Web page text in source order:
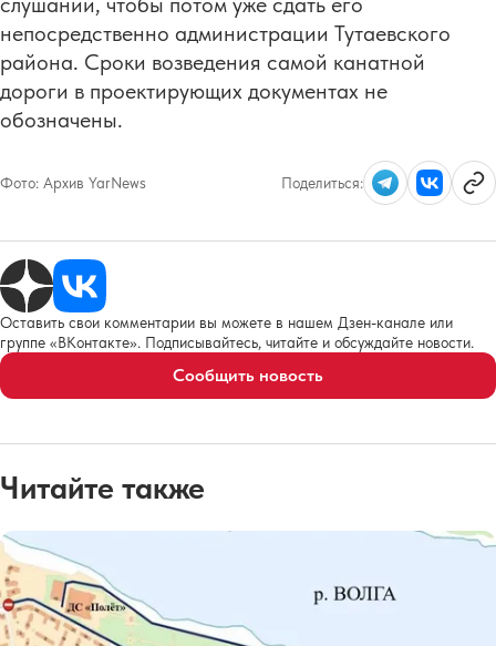
непосредственно администрации Тутаевского
района. Сроки возведения самой канатной
дороги в проектирующих документах не
обозначены.
Фото: Архив YarNews Поделиться:
Оставить свои комментарии вы можете в нашем Дзен-канале или
группе «ВКонтакте». Подписывайтесь, читайте и обсуждайте новости.
Сообщить новость
Читайте также